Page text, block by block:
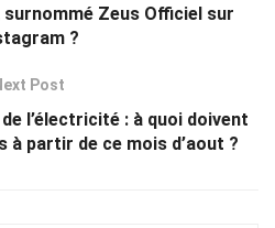
surnommé Zeus Officiel sur
?
Post
l’électricité : à quoi doivent
à partir de ce mois d’aout ?